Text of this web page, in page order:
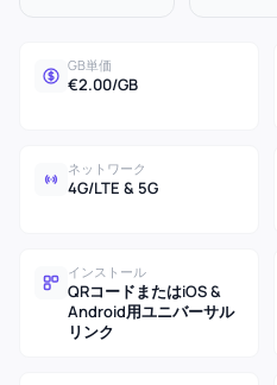
GB単価
€2.00/GB
ネットワーク
4G/LTE & 5G
インストール
QRコードまたはiOS &
Android用ユニバーサル
リンク